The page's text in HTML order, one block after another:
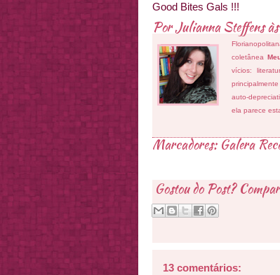
Good Bites Gals !!!
PorJulianna Steffensàs
coletânea
vícios:
auto-
ela parece
Marcadores: Galera
Gostou do Post?
13 comentários: